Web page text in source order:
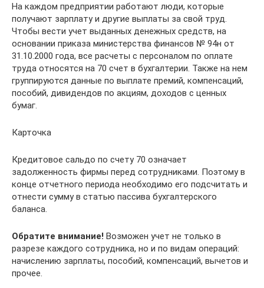
На каждом предприятии работают люди, которые
получают зарплату и другие выплаты за свой труд.
Чтобы вести учет выданных денежных средств, на
основании приказа министерства финансов № 94н от
31.10.2000 года, все расчеты с персоналом по оплате
труда относятся на 70 счет в бухгалтерии. Также на нем
группируются данные по выплате премий, компенсаций,
пособий, дивидендов по акциям, доходов с ценных
бумаг.
Карточка
Кредитовое сальдо по счету 70 означает
задолженность фирмы перед сотрудниками. Поэтому в
конце отчетного периода необходимо его подсчитать и
отнести сумму в статью пассива бухгалтерского
баланса.
Обратите внимание! Возможен учет не только в
разрезе каждого сотрудника, но и по видам операций:
начислению зарплаты, пособий, компенсаций, вычетов и
прочее.